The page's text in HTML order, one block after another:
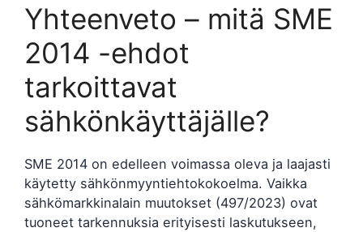
Yhteenveto – mitä SME
2014 -ehdot
tarkoittavat
sähkönkäyttäjälle?
SME 2014 on edelleen voimassa oleva ja laajasti
käytetty sähkönmyyntiehtokokoelma. Vaikka
sähkömarkkinalain muutokset (497/2023) ovat
tuoneet tarkennuksia erityisesti laskutukseen,